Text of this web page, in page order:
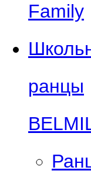
Family
ранцы